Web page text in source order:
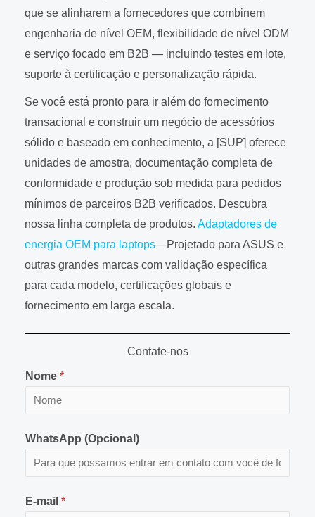
que se alinharem a fornecedores que combinem
engenharia de nível OEM, flexibilidade de nível ODM
e serviço focado em B2B — incluindo testes em lote,
suporte à certificação e personalização rápida.
Se você está pronto para ir além do fornecimento
transacional e construir um negócio de acessórios
sólido e baseado em conhecimento, a [SUP] oferece
unidades de amostra, documentação completa de
conformidade e produção sob medida para pedidos
mínimos de parceiros B2B verificados. Descubra
nossa linha completa de produtos. Adaptadores de
energia OEM para laptops—Projetado para ASUS e
outras grandes marcas com validação específica
para cada modelo, certificações globais e
fornecimento em larga escala.
Contate-nos
Nome *
WhatsApp (Opcional)
E-mail *